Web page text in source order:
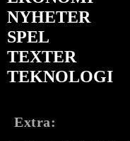
NYHETER
SPEL
TEXTER
TEKNOLOGI
Extra: